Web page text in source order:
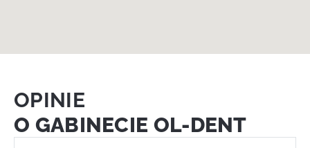
OPINIE
O GABINECIE OL-DENT